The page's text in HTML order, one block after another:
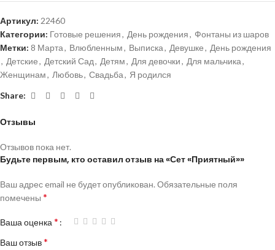
Артикул: 22460
Категории: Готовые решения, День рождения, Фонтаны из шаров
Метки: 8 Марта, Влюбленным, Выписка, Девушке, День рождения
, Детские, Детский Сад, Детям, Для девочки, Для мальчика,
Женщинам, Любовь, Свадьба, Я родился
Share:
Отзывы
Отзывов пока нет.
Будьте первым, кто оставил отзыв на «Сет «Приятный»»
Ваш адрес email не будет опубликован. Обязательные поля
помечены *
Ваша оценка *
Ваш отзыв*